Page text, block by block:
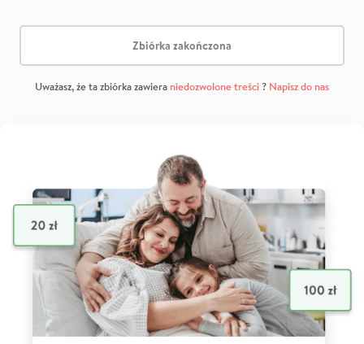
Zbiórka zakończona
Uważasz, że ta zbiórka zawiera niedozwolone treści? Napisz do nas